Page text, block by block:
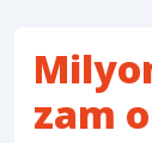
zam